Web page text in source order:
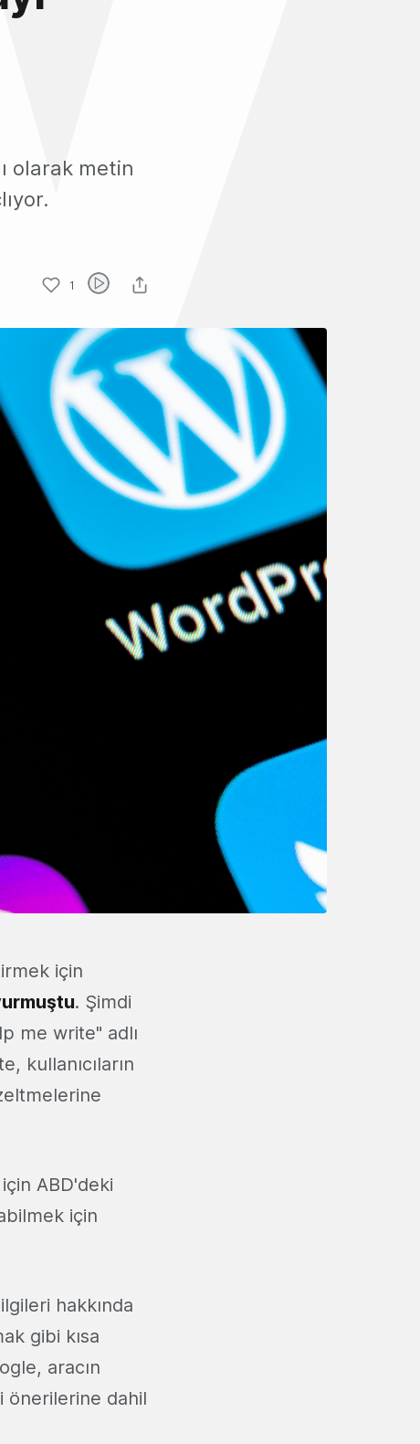
olarak metin
1
için
. Şimdi
me write" adlı
kullanıcıların
ABD'deki
için
hakkında
gibi kısa
aracın
önerilerine dahil